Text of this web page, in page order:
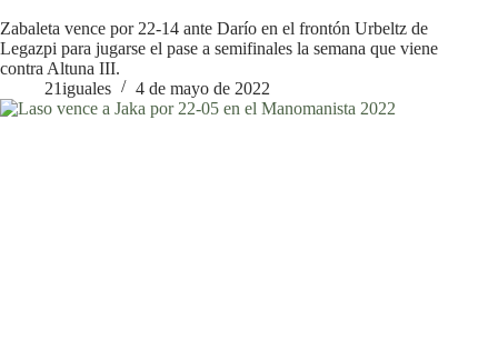
Zabaleta vence por 22-14 ante Darío en el frontón Urbeltz de
Legazpi para jugarse el pase a semifinales la semana que viene
contra Altuna III.
21iguales
4 de mayo de 2022